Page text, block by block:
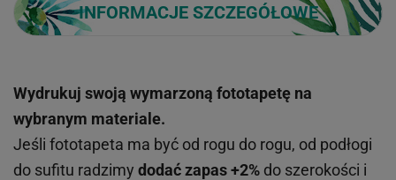
INFORMACJE SZCZEGÓŁOWE
Wydrukuj swoją wymarzoną fototapetę na
wybranym materiale.
Jeśli fototapeta ma być od rogu do rogu, od podłogi
do sufitu radzimy dodać zapas +2% do szerokości i